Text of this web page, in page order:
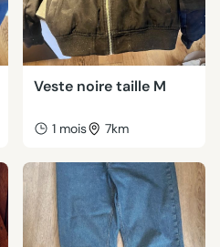
Veste noire taille M
1 mois 7km